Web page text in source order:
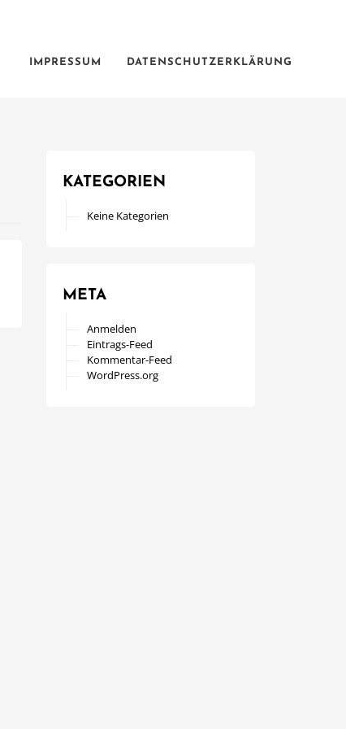
IMPRESSUM DATENSCHUTZERKLÄRUNG
KATEGORIEN
Keine Kategorien
META
Anmelden
Eintrags-Feed
Kommentar-Feed
WordPress.org